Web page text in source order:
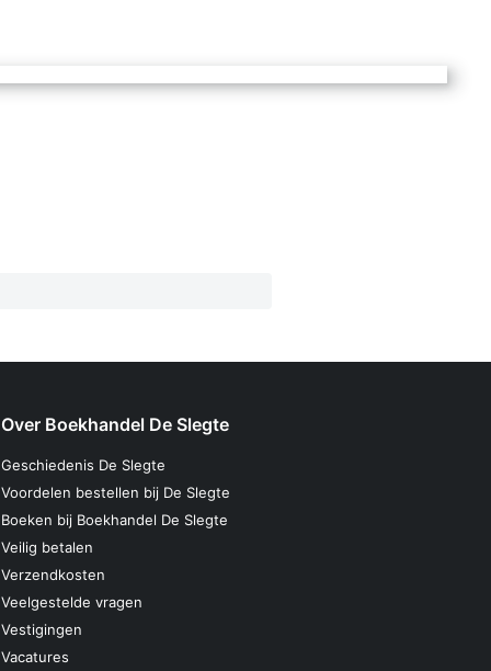
Over Boekhandel De Slegte
Geschiedenis De Slegte
Voordelen bestellen bij De Slegte
Boeken bij Boekhandel De Slegte
Veilig betalen
Verzendkosten
Veelgestelde vragen
Vestigingen
Vacatures